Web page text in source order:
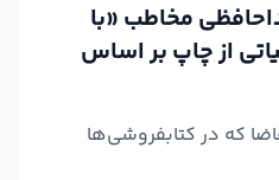
مخاطب «با
از چاپ بر اساس
که در کتابفروشی‌ها